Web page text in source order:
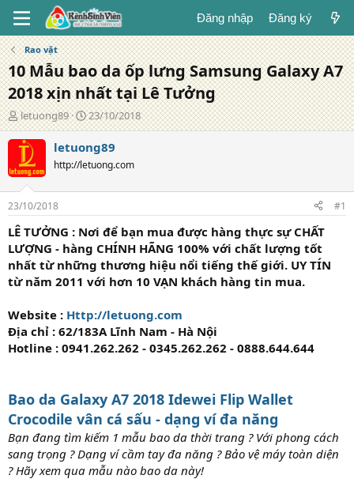
Đăng nhập Đăng ký
Rao vặt
10 Mẫu bao da ốp lưng Samsung Galaxy A7
2018 xịn nhất tại Lê Tưởng
T
á
c
i
ả
letuong89
N
g
à
đ
g
23/10/2018
letuong89
http://letuong.com
23/10/2018 #1
LÊ TƯỞNG : Nơi để bạn mua được hàng thực sự CHẤT
LƯỢNG - hàng CHÍNH HÃNG 100% với chất lượng tốt
nhất từ những thương hiệu nổi tiếng thế giới. UY TÍN
từ năm 2011 với hơn 10 VẠN khách hàng tin mua.
Website : Http://letuong.com
Địa chỉ : 62/183A Lĩnh Nam - Hà Nội
Hotline : 0941.262.262 - 0345.262.262 - 0888.644.644
Bao da Galaxy A7 2018 Idewei Flip Wallet
Crocodile vân cá sấu - dạng ví đa năng
Bạn đang tìm kiếm 1 mẫu bao da thời trang ? Với phong cách
sang trọng ? Dạng ví cầm tay đa năng ? Bảo vệ máy toàn diện
? Hãy xem qua mẫu nào bao da này!